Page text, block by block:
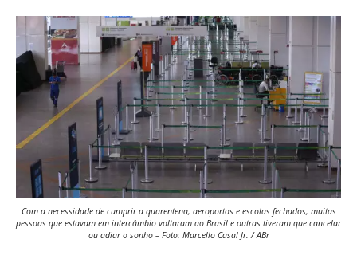
Com a necessidade de cumprir a quarentena, aeroportos e escolas fechados, muitas
pessoas que estavam em intercâmbio voltaram ao Brasil e outras tiveram que cancelar
ou adiar o sonho – Foto: Marcello Casal Jr. / ABr